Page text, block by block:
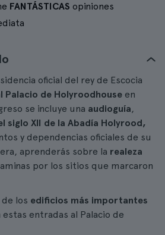
FANTÁSTICAS opiniones
oficial del rey de Escocia
Palacio de Holyroodhouse en
se incluye una audioguía,
siglo XII de la Abadía Holyrood,
y dependencias oficiales de su
aprenderás sobre la realeza
por los sitios que marcaron
los edificios más importantes
estas entradas al Palacio de